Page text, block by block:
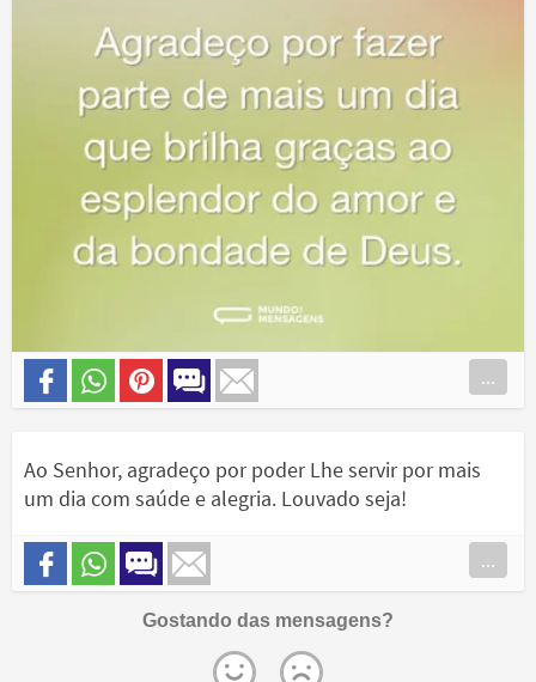
...
Ao Senhor, agradeço por poder Lhe servir por mais
um dia com saúde e alegria. Louvado seja!
...
Gostando das mensagens?